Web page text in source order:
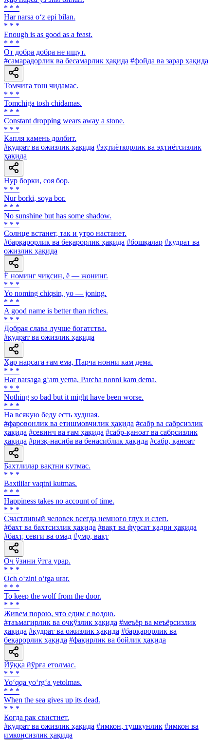
* * *
Har narsa o‘z epi bilan.
* * *
Enough is as good as a feast.
* * *
От добра добра не ищут.
#самарадорлик ва бесамарлик ҳақида #фойда ва зарар ҳақида
Томчига тош чидамас.
* * *
Tomchiga tosh chidamas.
* * *
Constant dropping wears away a stone.
* * *
Капля камень долбит.
#қудрат ва ожизлик ҳақида #эҳтиёткорлик ва эҳтиётсизлик
ҳақида
Нур борки, соя бор.
* * *
Nur borki, soya bor.
* * *
No sunshine but has some shadow.
* * *
Солнце встанет, так и утро настанет.
#барқарорлик ва беқарорлик ҳақида #бошқалар #қудрат ва
ожизлик ҳақида
Ё номинг чиқсин, ё — жонинг.
* * *
Yo noming chiqsin, yo — joning.
* * *
A good name is better than riches.
* * *
Добрая слава лучше богатства.
#қудрат ва ожизлик ҳақида
Ҳар нарсага ғам ема, Парча нонни кам дема.
* * *
Har narsaga g‘am yema, Parcha nonni kam dema.
* * *
Nothing so bad but it might have been worse.
* * *
Ha всякую беду есть худшая.
#фаровонлик ва етишмовчилик ҳақида #сабр ва сабрсизлик
ҳақида #севинч ва ғам ҳақида #сабр-қаноат ва сабрсизлик
ҳақида #ризқ-насиба ва бенасиблик ҳақида #сабр, қаноат
Бахтлилар вақтни кутмас.
* * *
Baxtlilar vaqtni kutmas.
* * *
Happiness takes no account of time.
* * *
Счастливый человек всегда немного глух и слеп.
#бахт ва бахтсизлик ҳақида #вақт ва фурсат қадри ҳақида
#бахт, севги ва омад #умр, вақт
Оч ўзини ўтга урар.
* * *
Och o‘zini o‘tga urar.
* * *
To keep the wolf from the door.
* * *
Живем порою, что едим с водою.
#таъмагирлик ва очкўзлик ҳақида #меъёр ва меъёрсизлик
ҳақида #қудрат ва ожизлик ҳақида #барқарорлик ва
беқарорлик ҳақида #фақирлик ва бойлик ҳақида
Йўққа йўрға етолмас.
* * *
Yo‘qqa yo‘rg‘a yetolmas.
* * *
When the sea gives up its dead.
* * *
Когда рак свистнет.
#қудрат ва ожизлик ҳақида #имкон, тушкунлик #имкон ва
имконсизлик ҳақида